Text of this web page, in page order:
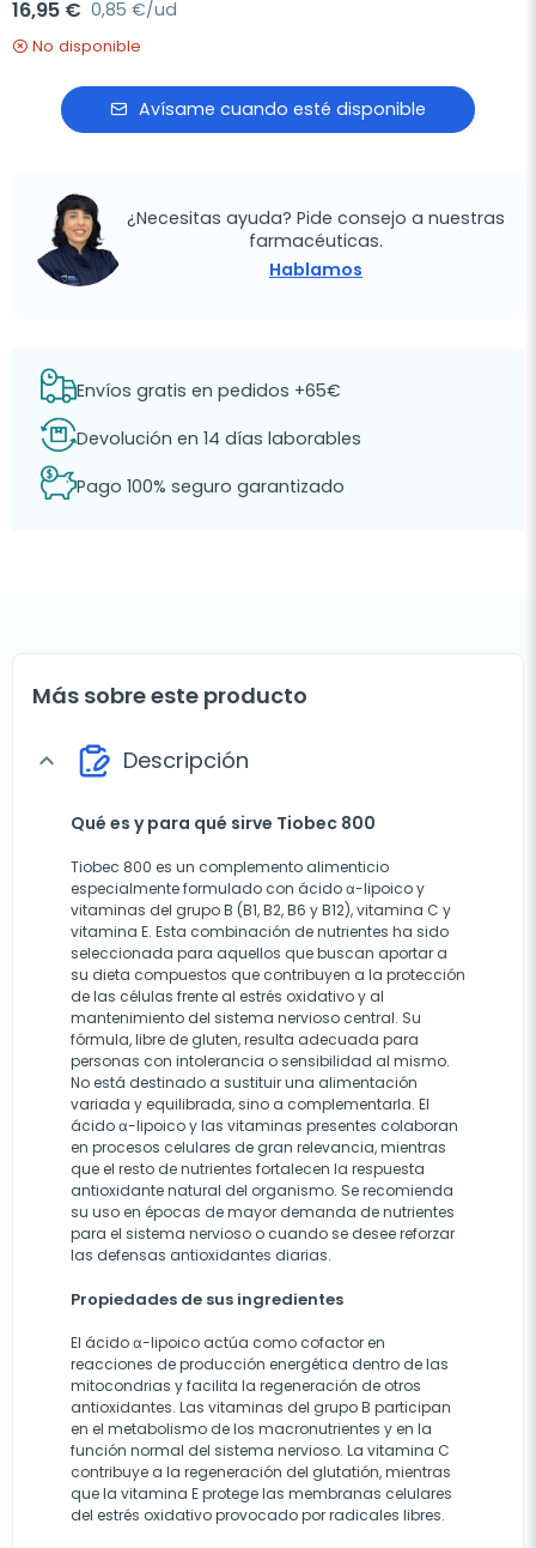
16,95 € 0,85 €/ud
No disponible
Avísame cuando esté disponible
¿Necesitas ayuda? Pide consejo a nuestras
farmacéuticas.
Hablamos
Envíos gratis en pedidos +65€
Devolución en 14 días laborables
Pago 100% seguro garantizado
Más sobre este producto
expand_more Descripción
Qué es y para qué sirve Tiobec 800
Tiobec 800 es un complemento alimenticio
especialmente formulado con ácido α-lipoico y
vitaminas del grupo B (B1, B2, B6 y B12), vitamina C y
vitamina E. Esta combinación de nutrientes ha sido
seleccionada para aquellos que buscan aportar a
su dieta compuestos que contribuyen a la protección
de las células frente al estrés oxidativo y al
mantenimiento del sistema nervioso central. Su
fórmula, libre de gluten, resulta adecuada para
personas con intolerancia o sensibilidad al mismo.
No está destinado a sustituir una alimentación
variada y equilibrada, sino a complementarla. El
ácido α-lipoico y las vitaminas presentes colaboran
en procesos celulares de gran relevancia, mientras
que el resto de nutrientes fortalecen la respuesta
antioxidante natural del organismo. Se recomienda
su uso en épocas de mayor demanda de nutrientes
para el sistema nervioso o cuando se desee reforzar
las defensas antioxidantes diarias.
Propiedades de sus ingredientes
El ácido α-lipoico actúa como cofactor en
reacciones de producción energética dentro de las
mitocondrias y facilita la regeneración de otros
antioxidantes. Las vitaminas del grupo B participan
en el metabolismo de los macronutrientes y en la
función normal del sistema nervioso. La vitamina C
contribuye a la regeneración del glutatión, mientras
que la vitamina E protege las membranas celulares
del estrés oxidativo provocado por radicales libres.